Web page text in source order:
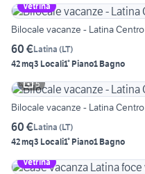
Vetrina
Bilocale vacanze - Latina Centro
60 €Latina (LT)
42 mq3 Locali1° Piano1 Bagno
5
Bilocale vacanze - Latina Centro
60 €Latina (LT)
42 mq3 Locali1° Piano1 Bagno
Vetrina